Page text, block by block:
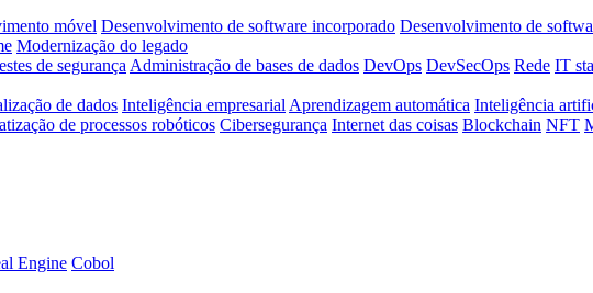
móvel Desenvolvimento de software incorporado Desenvolvimento de
Modernização do legado
de segurança Administração de bases de dados DevOps DevSecOps Rede IT
de dados Inteligência empresarial Aprendizagem automática Inteligência
de processos robóticos Cibersegurança Internet das coisas Blockchain NFT
Engine Cobol